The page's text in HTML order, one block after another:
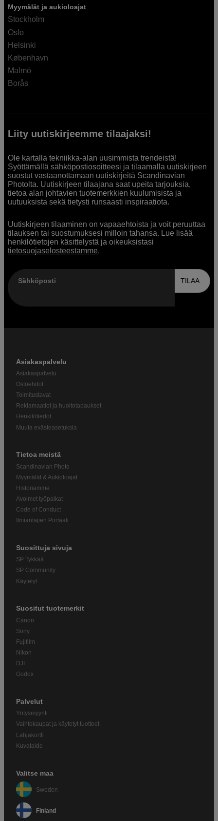
Myymälät ja aukioloajat
Stockholm
Oslo
Helsinki
København
Malmö
Borås
Liity uutiskirjeemme tilaajaksi!
Ole kartalla tekniikka-alan uusimmista trendeistä!
Syöttämällä sähköpostiosoitteesi ja tilaamalla uutiskirjeen
suostut vastaanottamaan uutiskirjeitä Scandinavian
Photolta. Uutiskirjeen tilaajana saat upeita tarjouksia,
tietoa alan johtavien tuotemerkkien kuulumisista ja
uutuuksista sekä tietysti runsaasti inspiraatiota.
Uutiskirjeen tilaaminen on vapaaehtoista ja voit peruuttaa
tilauksen tai suostumuksesi milloin tahansa. Lue lisää
henkilötietojen käsittelystä ja oikeuksistasi
tietosuojaselosteestamme.
Sähköposti TILAA
Asiakaspalvelu
Asiakaspalvelu
Ostoehdot
Toimitustavat
Reklamaatiot ja huoltotapaukset
Henkilötiedot
Muuta evästeasetuksia
Tietoa meistä
Scandinavian Photo
Myymälät & Aukioloajat
Historiamme
Avoimet työpaikat
Code of Conduct
Ilmiantajien Portaali
Suosittuja sivuja
SP Tykkää
SP Community
Käytetyt
Suositut tuotemerkit
Canon
Sony
Fujifilm
Nikon
DJI
Godox
Palvelut
Yritysmyynti
Vaihtokaupat ja käytetyt tuotteet
Lahjakortti
Kuvataide
Valitse maa
Sweden
Finland